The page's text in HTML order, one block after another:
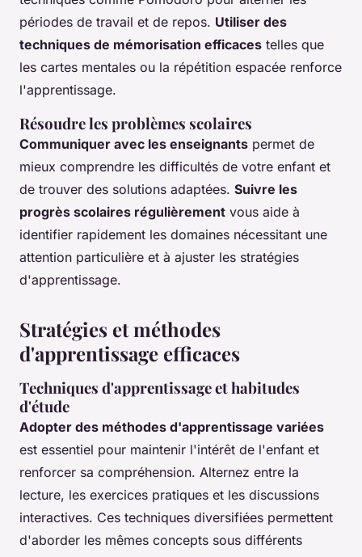
périodes de travail et de repos. Utiliser des
techniques de mémorisation efficaces telles que
les cartes mentales ou la répétition espacée renforce
l'apprentissage.
Résoudre les problèmes scolaires
Communiquer avec les enseignants permet de
mieux comprendre les difficultés de votre enfant et
de trouver des solutions adaptées. Suivre les
progrès scolaires régulièrement vous aide à
identifier rapidement les domaines nécessitant une
attention particulière et à ajuster les stratégies
d'apprentissage.
Stratégies et méthodes
d'apprentissage efficaces
Techniques d'apprentissage et habitudes
d'étude
Adopter des méthodes d'apprentissage variées
est essentiel pour maintenir l'intérêt de l'enfant et
renforcer sa compréhension. Alternez entre la
lecture, les exercices pratiques et les discussions
interactives. Ces techniques diversifiées permettent
d'aborder les mêmes concepts sous différents